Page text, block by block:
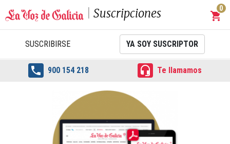
Suscripciones shopping_cart
0
SUSCRIBIRSE YA SOY SUSCRIPTOR
 900 154 218  Te llamamos